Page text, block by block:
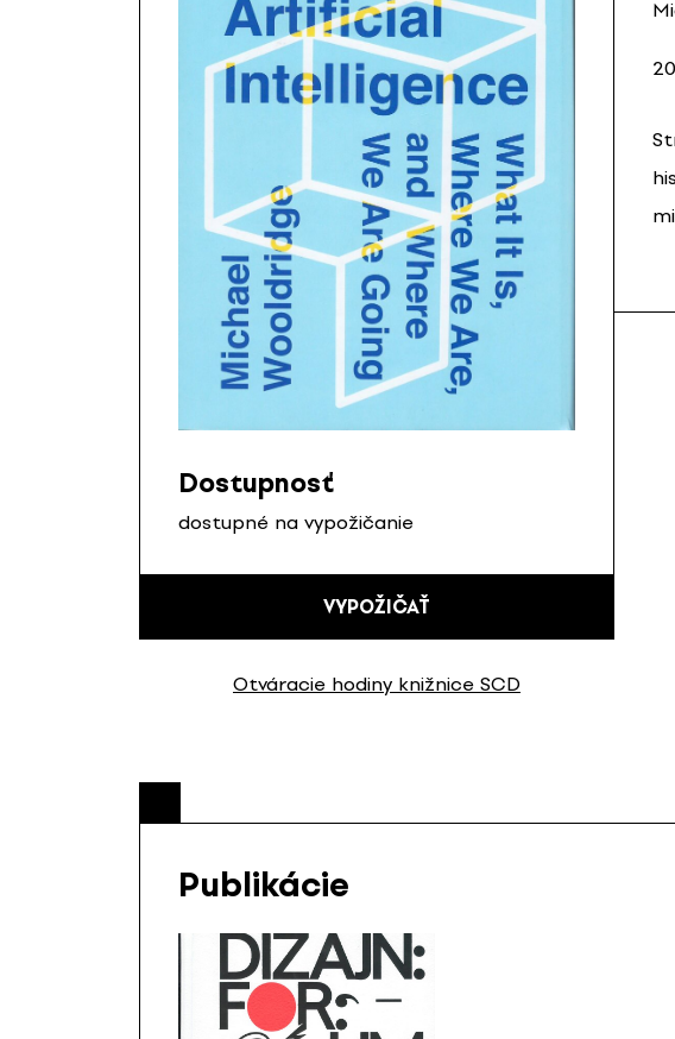
Dostupnosť
dostupné na vypožičanie
VYPOŽIČAŤ
Otváracie hodiny knižnice SCD
Publikácie